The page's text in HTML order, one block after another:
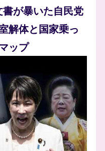
書が暴いた自民党
解体と国家乗っ
ップ